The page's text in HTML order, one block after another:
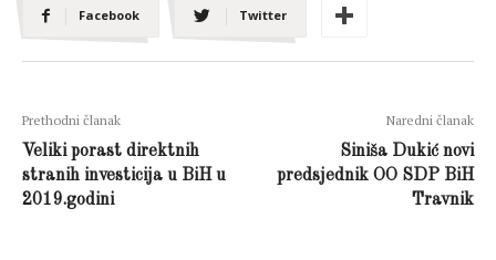
Facebook Twitter
Prethodni članak
Veliki porast direktnih
stranih investicija u BiH u
2019.godini
Naredni članak
Siniša Dukić novi
predsjednik OO SDP BiH
Travnik